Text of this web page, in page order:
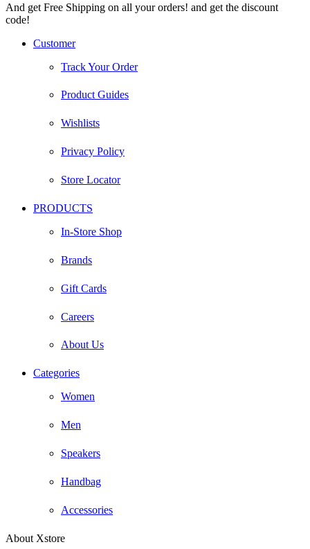
And get Free Shipping on all your orders! and get the discount
code!
Customer
Track Your Order
Product Guides
Wishlists
Privacy Policy
Store Locator
PRODUCTS
In-Store Shop
Brands
Gift Cards
Careers
About Us
Categories
Women
Men
Speakers
Handbag
Accessories
About Xstore